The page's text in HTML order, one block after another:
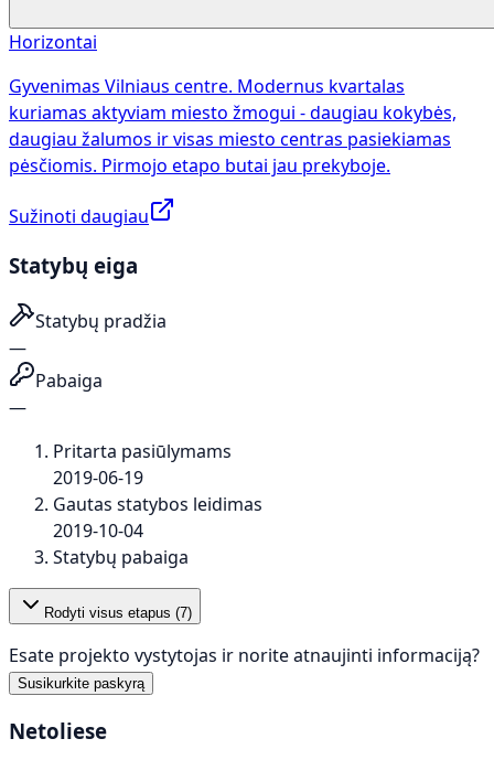
Horizontai
Gyvenimas Vilniaus centre. Modernus kvartalas
kuriamas aktyviam miesto žmogui - daugiau kokybės,
daugiau žalumos ir visas miesto centras pasiekiamas
pėsčiomis. Pirmojo etapo butai jau prekyboje.
Sužinoti daugiau
Statybų eiga
Statybų pradžia
—
Pabaiga
—
Pritarta pasiūlymams
2019-06-19
Gautas statybos leidimas
2019-10-04
Statybų pabaiga
Rodyti visus etapus (7)
Esate projekto vystytojas ir norite atnaujinti informaciją?
Susikurkite paskyrą
Netoliese